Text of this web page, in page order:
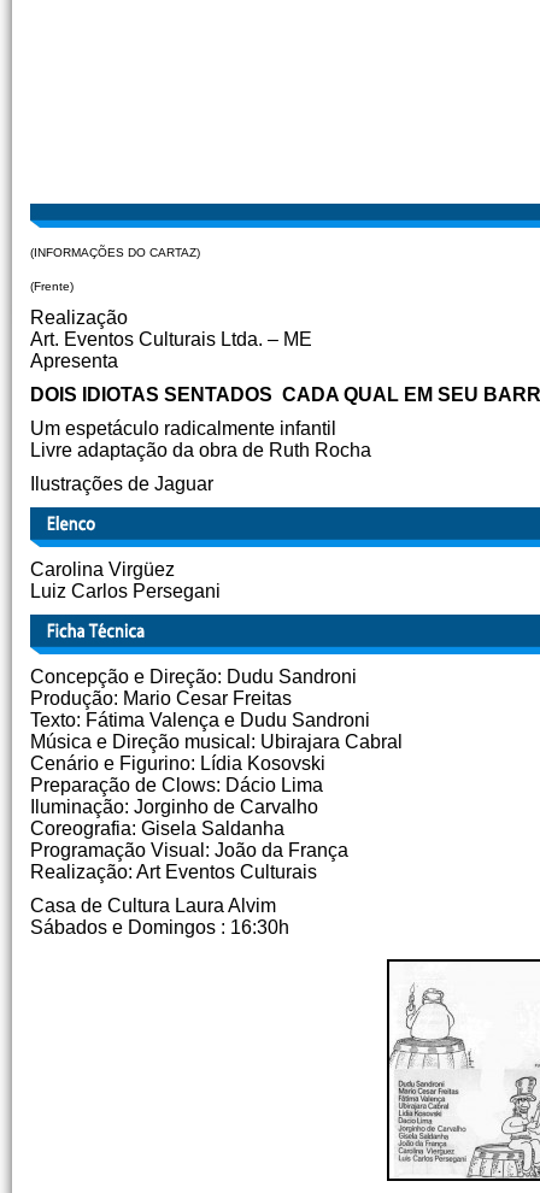
(INFORMAÇÕES DO CARTAZ)
(Frente)
Realização
Art. Eventos Culturais Ltda. – ME
Apresenta
DOIS IDIOTAS SENTADOS CADA QUAL EM SEU
Um espetáculo radicalmente infantil
Livre adaptação da obra de Ruth Rocha
Ilustrações de Jaguar
Carolina Virgüez
Luiz Carlos Persegani
Concepção e Direção: Dudu Sandroni
Produção: Mario Cesar Freitas
Texto: Fátima Valença e Dudu Sandroni
Música e Direção musical: Ubirajara Cabral
Cenário e Figurino: Lídia Kosovski
Preparação de Clows: Dácio Lima
Iluminação: Jorginho de Carvalho
Coreografia: Gisela Saldanha
Programação Visual: João da França
Realização: Art Eventos Culturais
Casa de Cultura Laura Alvim
Sábados e Domingos : 16:30h